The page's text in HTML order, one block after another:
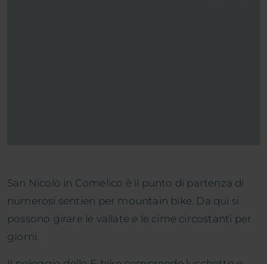
San Nicolò in Comelico è il punto di partenza di
numerosi sentieri per mountain bike. Da qui si
possono girare le vallate e le cime circostanti per
giorni.